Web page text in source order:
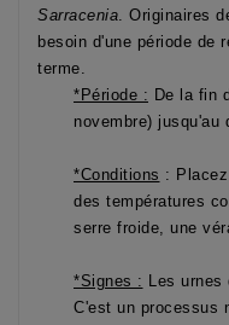
Sarracenia. Originaires
besoin d'une période de
terme.
*Période : De la fin
novembre) jusqu'au
*Conditions :
des températures
serre froide, une
*Signes : Les urnes
C'est un processus